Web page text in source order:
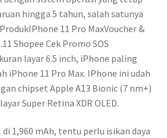
hingga 5 tahun, salah satunya
11 Pro MaxVoucher &
Shopee Cek Promo SOS
layar 6.5 inch, iPhone paling
iPhone 11 Pro Max. IPhone ini udah
chipset Apple A13 Bionic (7 nm+)
Super Retina XDR OLED.
1,960 mAh, tentu perlu isikan daya